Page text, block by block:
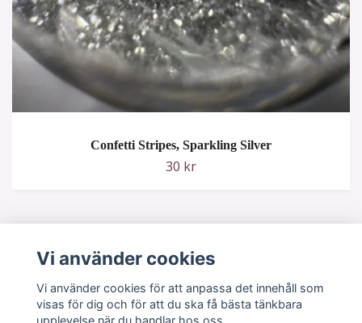
Confetti Stripes, Sparkling Silver
30 kr
Vi använder cookies
Vi använder cookies för att anpassa det innehåll som
visas för dig och för att du ska få bästa tänkbara
upplevelse när du handlar hos oss.